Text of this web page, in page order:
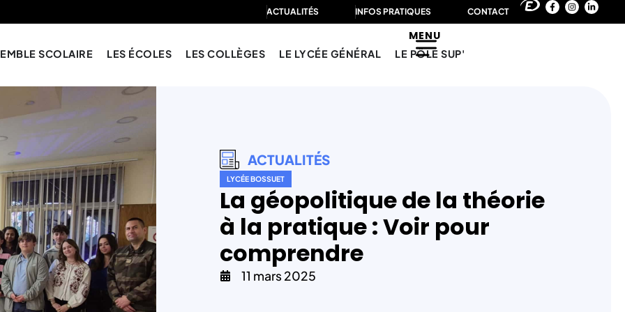
ACTUALITÉS INFOS PRATIQUES CONTACT
SCOLAIRE LES ÉCOLES LES COLLÈGES LE LYCÉE GÉNÉRAL LE PÔLE SUP'
MENU
ACTUALITÉS
LYCÉE BOSSUET
La géopolitique de la théorie
à la pratique : Voir pour
comprendre
11 mars 2025